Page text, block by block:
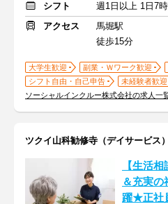
シフト
週1日以上 1日7
アクセス
馬堀駅
徒歩15分
大学生歓迎 副業・Ｗワーク歓迎
シフト自由・自己申告
未経験者歓迎
ソーシャルインクルー株式会社の求人一
ツクイ山科勧修寺（デイサービス）
【生活
＆充実
躍★正社